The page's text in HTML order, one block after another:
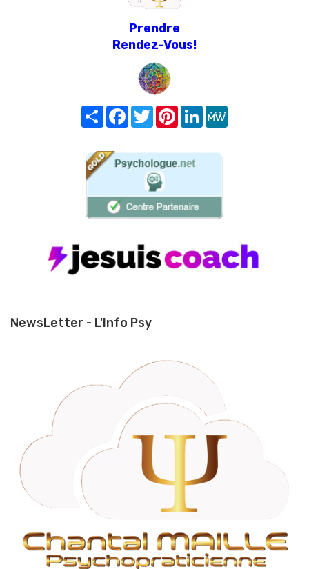
Prendre
Rendez-Vous!
Share FacebookTwitterPinterest
LinkedIn
NewsLetter - L'Info Psy